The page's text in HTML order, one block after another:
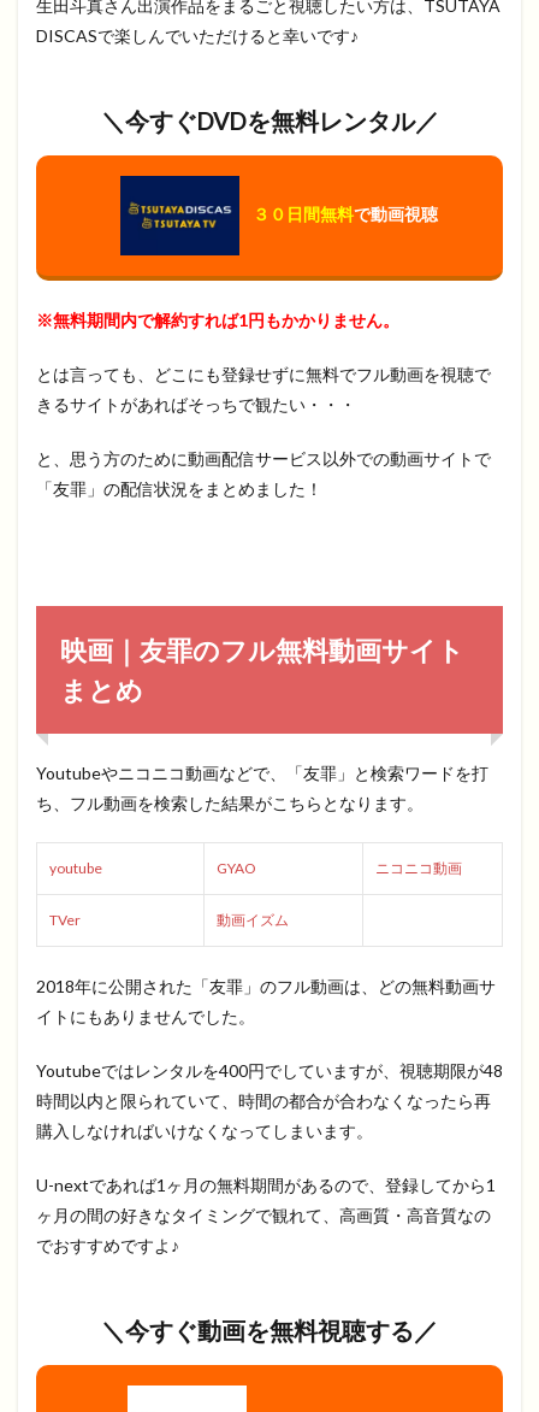
生田斗真さん出演作品をまるごと視聴したい方は、TSUTAYA
DISCASで楽しんでいただけると幸いです♪
＼今すぐDVDを無料レンタル／
３０日間無料で動画視聴
※無料期間内で解約すれば1円もかかりません。
とは言っても、どこにも登録せずに無料でフル動画を視聴で
きるサイトがあればそっちで観たい・・・
と、思う方のために動画配信サービス以外での動画サイトで
「友罪」の配信状況をまとめました！
映画｜友罪のフル無料動画サイト
まとめ
Youtubeやニコニコ動画などで、「友罪」と検索ワードを打
ち、フル動画を検索した結果がこちらとなります。
youtube GYAO ニコニコ動画
TVer 動画イズム
2018年に公開された「友罪」のフル動画は、どの無料動画サ
イトにもありませんでした。
Youtubeではレンタルを400円でしていますが、視聴期限が48
時間以内と限られていて、時間の都合が合わなくなったら再
購入しなければいけなくなってしまいます。
U-nextであれば1ヶ月の無料期間があるので、登録してから1
ヶ月の間の好きなタイミングで観れて、高画質・高音質なの
でおすすめですよ♪
＼今すぐ動画を無料視聴する／